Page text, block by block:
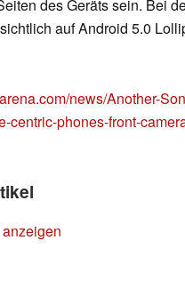
des Geräts sein. Bei
auf Android 5.0
news/Another-
centric-phones-front-